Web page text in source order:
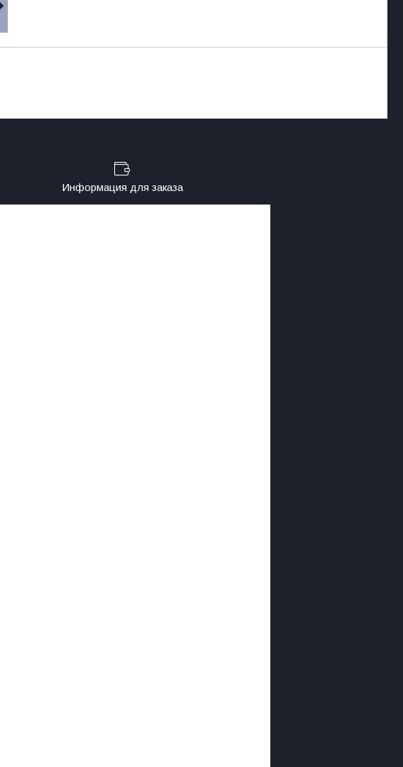
Информация для заказа